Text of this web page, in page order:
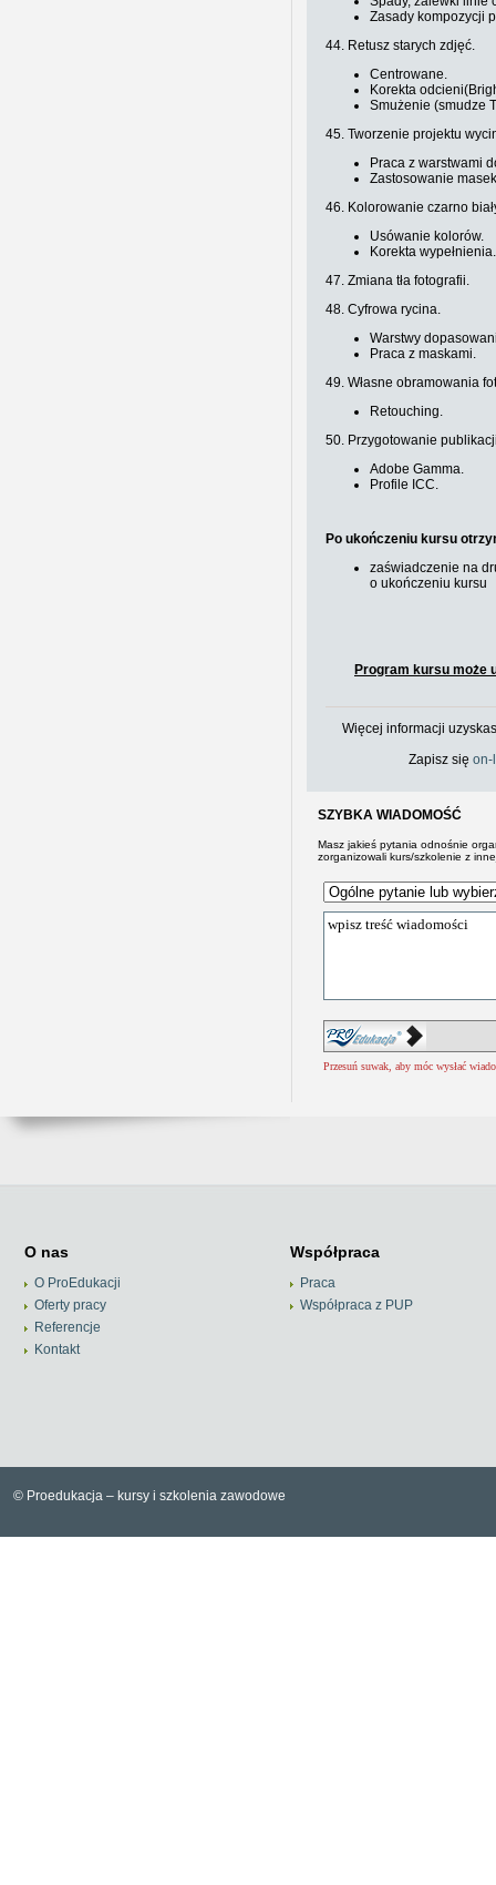
Zasady kompozycji
44. Retusz starych zdjęć.
Centrowane.
Korekta
Smużenie (smudze
45. Tworzenie projektu
Praca z warstwami
Zastosowanie
46. Kolorowanie czarno
Usówanie kolorów.
Korekta
47. Zmiana tła fotografii.
48. Cyfrowa rycina.
Warstwy
Praca z maskami.
49. Własne obramowania
Retouching.
50. Przygotowanie
Adobe Gamma.
Profile ICC.
Po ukończeniu kursu
zaświadczenie na
o ukończeniu kursu
Program kursu może
Więcej informacji
Zapisz się on-
SZYBKA WIADOMOŚĆ
Masz jakieś pytania odnośnie
zorganizowali kurs/szkolenie z
Przesuń suwak, aby móc wysłać
O nas
O ProEdukacji
Oferty pracy
Referencje
Kontakt
Współpraca
Praca
Współpraca z PUP
© Proedukacja – kursy i szkolenia zawodowe